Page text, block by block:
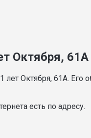
Октября, 61А
лет Октября, 61А. Его
есть по адресу.